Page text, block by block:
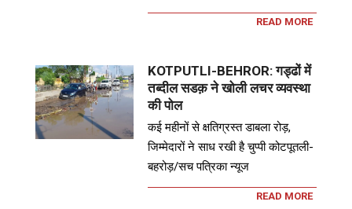
READ MORE
KOTPUTLI-BEHROR: गड्ढों में
तब्दील सडक़ ने खोली लचर व्यवस्था
की पोल
कई महीनों से क्षतिग्रस्त डाबला रोड़,
जिम्मेदारों ने साध रखी है चुप्पी कोटपूतली-
बहरोड़/सच पत्रिका न्यूज
READ MORE